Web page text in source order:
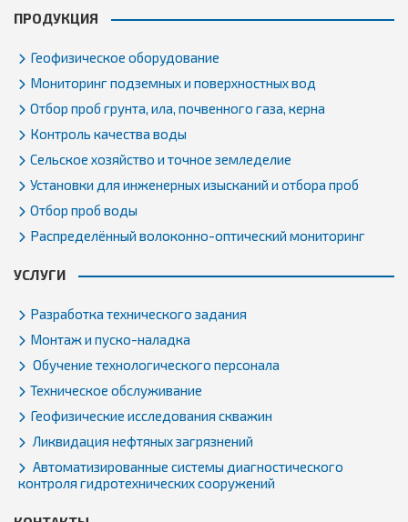
ПРОДУКЦИЯ
Геофизическое оборудование
Мониторинг подземных и поверхностных вод
Отбор проб грунта, ила, почвенного газа, керна
Контроль качества воды
Сельское хозяйство и точное земледелие
Установки для инженерных изысканий и отбора проб
Отбор проб воды
Распределённый волоконно-оптический мониторинг
УСЛУГИ
Разработка технического задания
Монтаж и пуско-наладка
Обучение технологического персонала
Техническое обслуживание
Геофизические исследования скважин
Ликвидация нефтяных загрязнений
Автоматизированные системы диагностического
контроля гидротехнических сооружений